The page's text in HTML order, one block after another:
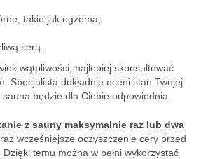
takie jak egzema,
cerą.
wątpliwości, najlepiej skonsultować
Specjalista dokładnie oceni stan Twojej
będzie dla Ciebie odpowiednia.
z sauny maksymalnie raz lub dwa
wcześniejsze oczyszczenie cery przed
temu można w pełni wykorzystać